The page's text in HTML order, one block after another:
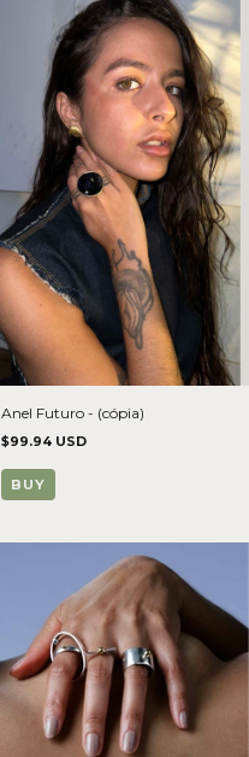
Anel Futuro - (cópia)
$99.94 USD
BUY